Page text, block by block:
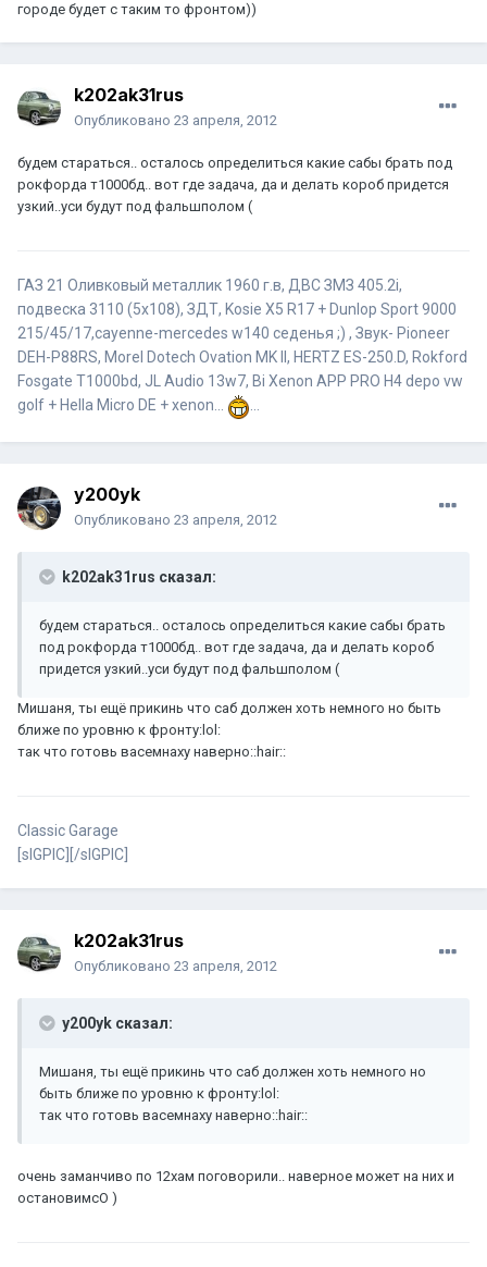
городе будет с таким то фронтом))
k202ak31rus
Опубликовано 23 апреля, 2012
будем стараться.. осталось определиться какие сабы брать под
рокфорда т1000бд.. вот где задача, да и делать короб придется
узкий..уси будут под фальшполом (
ГАЗ 21 Оливковый металлик 1960 г.в, ДВС ЗМЗ 405.2i,
подвеска 3110 (5x108), ЗДТ, Kosie X5 R17 + Dunlop Sport 9000
215/45/17,cayenne-mercedes w140 седенья ;) , Звук- Pioneer
DEH-P88RS, Morel Dotech Ovation MK II, HERTZ ES-250.D, Rokford
Fosgate T1000bd, JL Audio 13w7, Bi Xenon APP PRO H4 depo vw
golf + Hella Micro DE + xenon...
...
y200yk
Опубликовано 23 апреля, 2012
k202ak31rus сказал:
будем стараться.. осталось определиться какие сабы брать
под рокфорда т1000бд.. вот где задача, да и делать короб
придется узкий..уси будут под фальшполом (
Мишаня, ты ещё прикинь что саб должен хоть немного но быть
ближе по уровню к фронту:lol:
так что готовь васемнаху наверно::hair::
Classic Garage
[sIGPIC][/sIGPIC]
k202ak31rus
Опубликовано 23 апреля, 2012
y200yk сказал:
Мишаня, ты ещё прикинь что саб должен хоть немного но
быть ближе по уровню к фронту:lol:
так что готовь васемнаху наверно::hair::
очень заманчиво по 12хам поговорили.. наверное может на них и
остановимсО )